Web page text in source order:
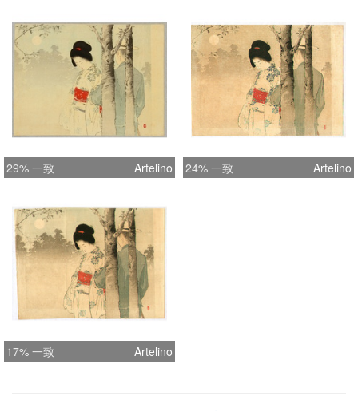
29% 一致 Artelino 24% 一致 Artelino
17% 一致 Artelino